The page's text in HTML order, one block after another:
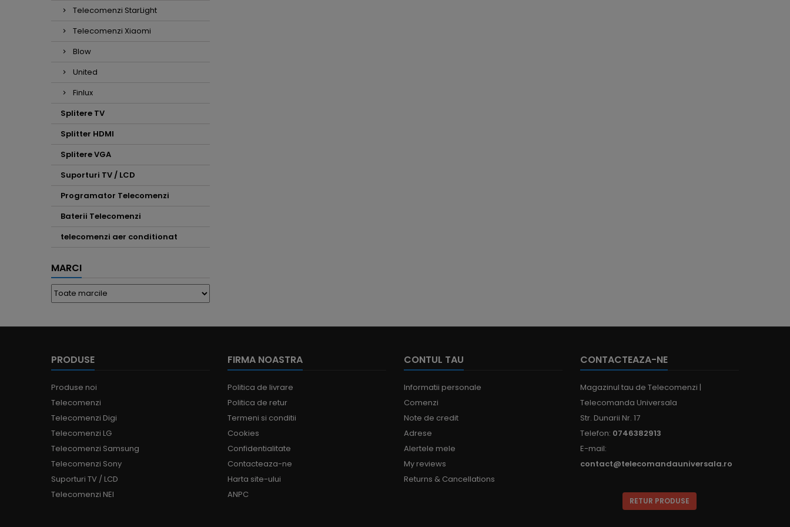
Telecomenzi StarLight
Telecomenzi Xiaomi
Blow
United
Finlux
Splitere TV
Splitter HDMI
Splitere VGA
Suporturi TV / LCD
Programator Telecomenzi
Baterii Telecomenzi
telecomenzi aer conditionat
MARCI
PRODUSE
Produse noi
Telecomenzi
Telecomenzi Digi
Telecomenzi LG
Telecomenzi Samsung
Telecomenzi Sony
Suporturi TV / LCD
Telecomenzi NEI
FIRMA NOASTRA
Politica de livrare
Politica de retur
Termeni si conditii
Cookies
Confidentialitate
Contacteaza-ne
Harta site-ului
ANPC
CONTUL TAU
Informatii personale
Comenzi
Note de credit
Adrese
Alertele mele
My reviews
Returns & Cancellations
CONTACTEAZA-NE
Magazinul tau de Telecomenzi |
Telecomanda Universala
Str. Dunarii Nr. 17
Telefon: 0746382913
E-mail:
contact@telecomandauniversala.ro
RETUR PRODUSE